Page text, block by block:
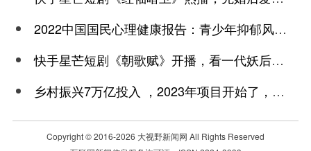
2022中国国民心理健康报告：青少年抑郁风险高于成年
快手星芒短剧《朝歌赋》开播，看一代妖后与心机皇上极限拉扯
乡村振兴7万亿投入 ，2023年项目开始了，总有一个适合你
Copyright © 2016-2026 大视野新闻网 All Rights Reserved